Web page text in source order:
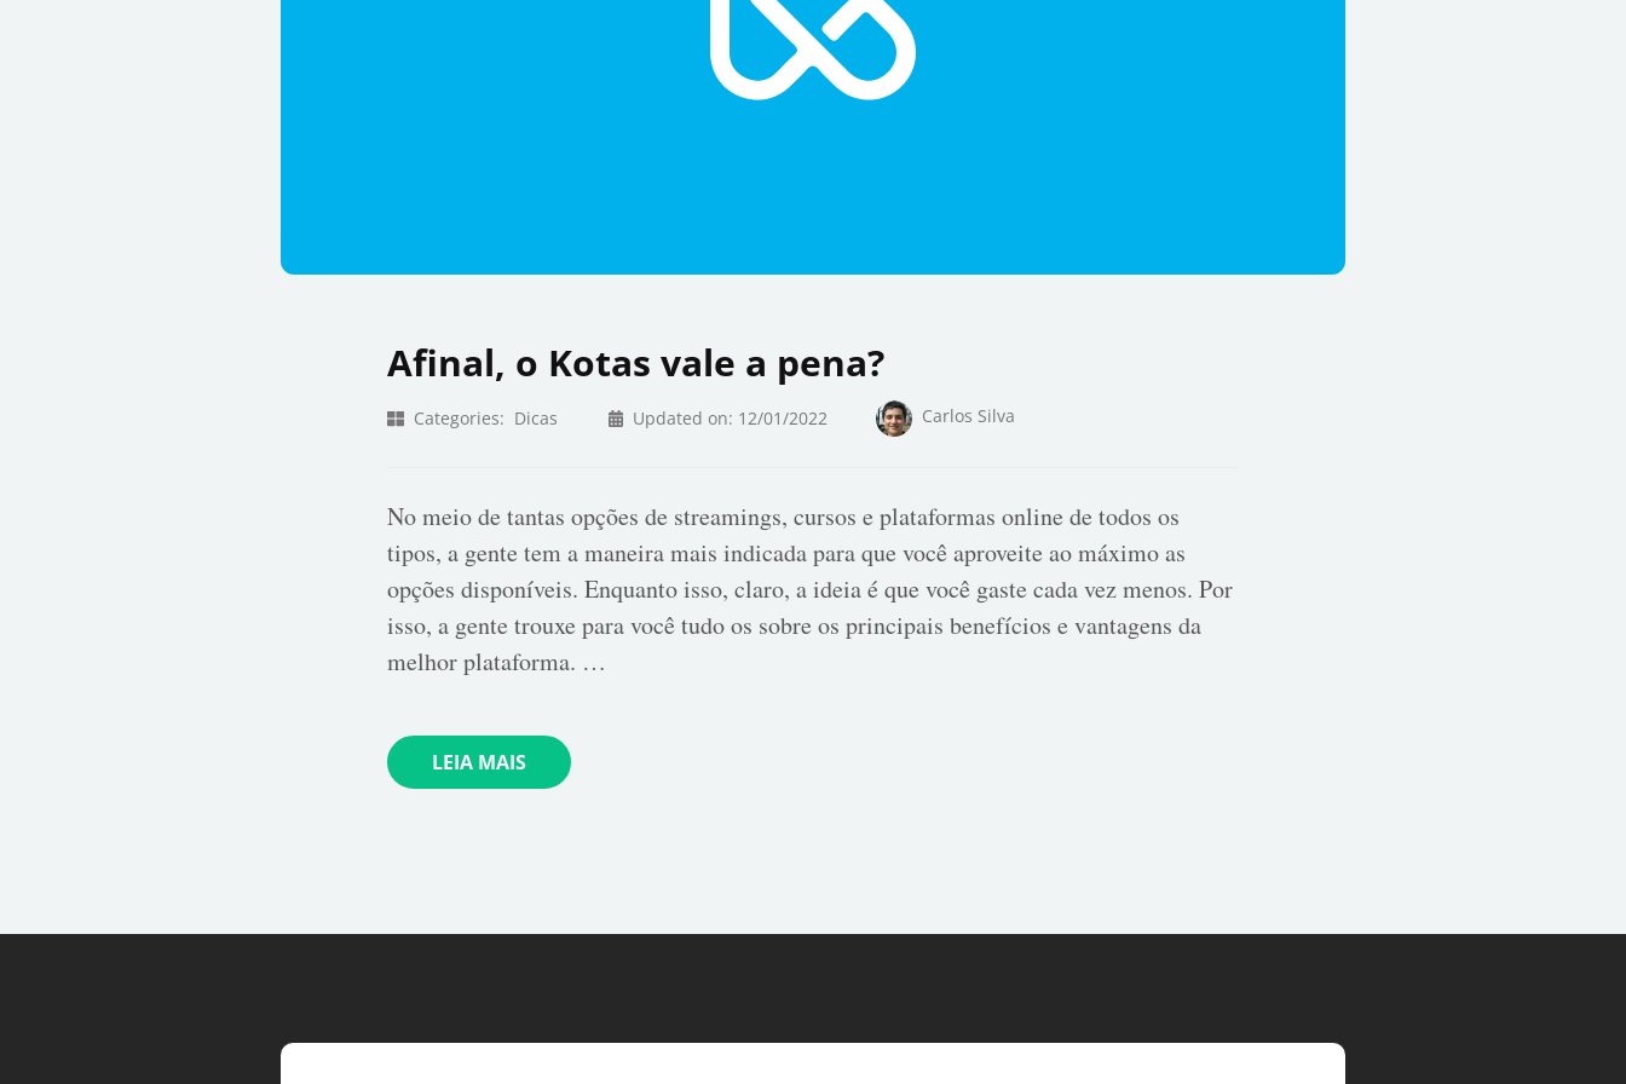
Afinal, o Kotas vale a pena?
Categories: Dicas Updated on: 12/01/2022 Carlos Silva
No meio de tantas opções de streamings, cursos e plataformas online de todos os
tipos, a gente tem a maneira mais indicada para que você aproveite ao máximo as
opções disponíveis. Enquanto isso, claro, a ideia é que você gaste cada vez menos. Por
isso, a gente trouxe para você tudo os sobre os principais benefícios e vantagens da
melhor plataforma. …
LEIA MAIS